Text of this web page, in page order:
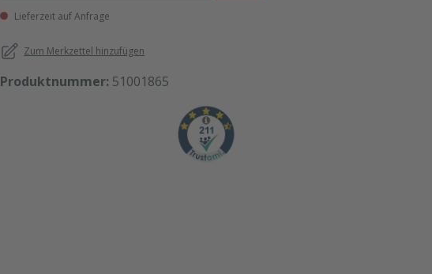
Lieferzeit auf Anfrage
Zum Merkzettel hinzufügen
Produktnummer: 51001865